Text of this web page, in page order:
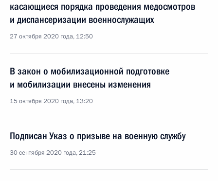
касающиеся порядка проведения медосмотров
и диспансеризации военнослужащих
27 октября 2020 года, 12:50
В закон о мобилизационной подготовке
и мобилизации внесены изменения
15 октября 2020 года, 13:20
Подписан Указ о призыве на военную службу
30 сентября 2020 года, 21:25